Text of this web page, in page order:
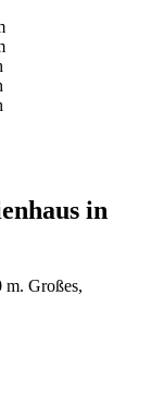
in
m. Großes,